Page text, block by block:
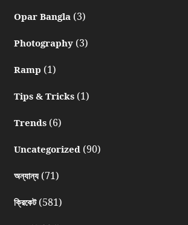
Opar Bangla(3)
Photography(3)
Ramp (1)
Tips & Tricks(1)
Trends(6)
Uncategorized(90)
অন্যান্য(71)
ক্রিকেট(581)